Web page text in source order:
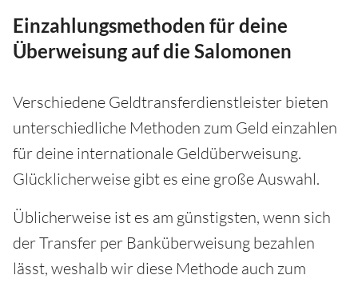
Einzahlungsmethoden für deine
Überweisung auf die Salomonen
Verschiedene Geldtransferdienstleister bieten
unterschiedliche Methoden zum Geld einzahlen
für deine internationale Geldüberweisung.
Glücklicherweise gibt es eine große Auswahl.
Üblicherweise ist es am günstigsten, wenn sich
der Transfer per Banküberweisung bezahlen
lässt, weshalb wir diese Methode auch zum